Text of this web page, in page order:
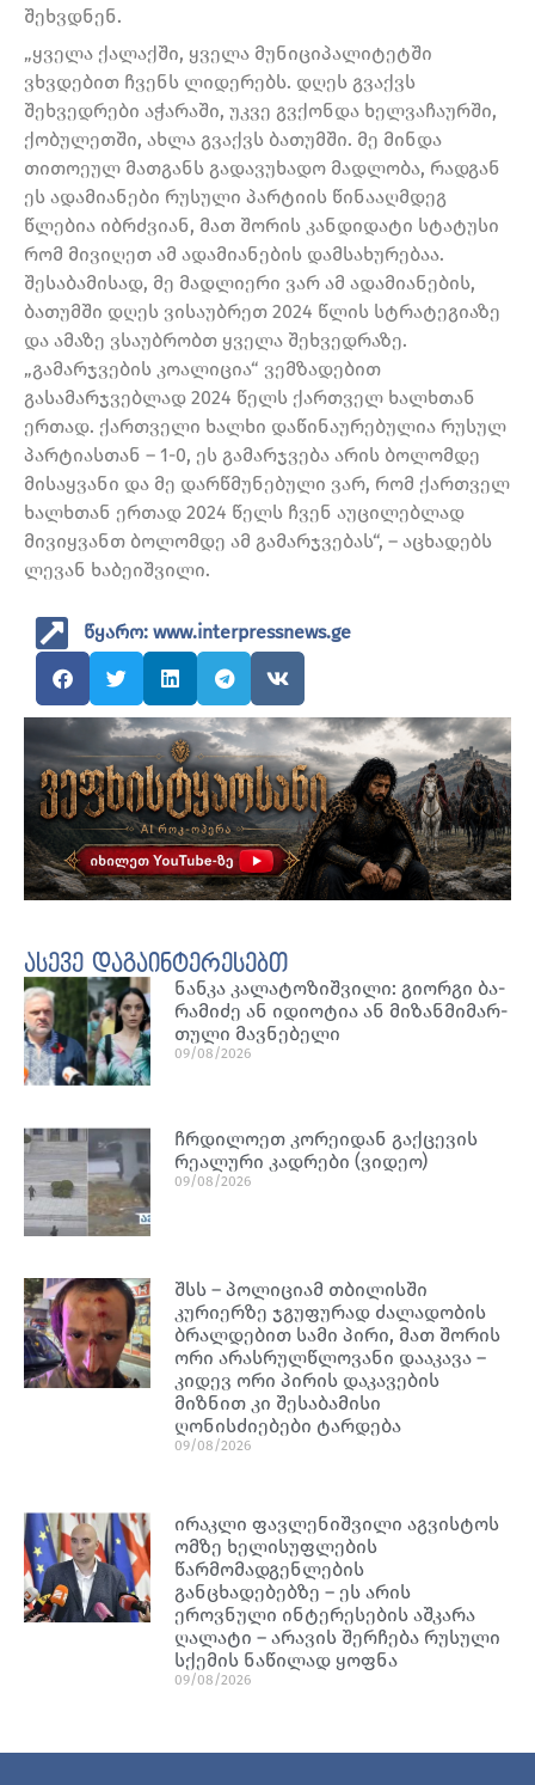
შეხვდნენ.
„ყველა ქალაქში, ყველა მუნიციპალიტეტში
ვხვდებით ჩვენს ლიდერებს. დღეს გვაქვს
შეხვედრები აჭარაში, უკვე გვქონდა ხელვაჩაურში,
ქობულეთში, ახლა გვაქვს ბათუმში. მე მინდა
თითოეულ მათგანს გადავუხადო მადლობა, რადგან
ეს ადამიანები რუსული პარტიის წინააღმდეგ
წლებია იბრძვიან, მათ შორის კანდიდატი სტატუსი
რომ მივიღეთ ამ ადამიანების დამსახურებაა.
შესაბამისად, მე მადლიერი ვარ ამ ადამიანების,
ბათუმში დღეს ვისაუბრეთ 2024 წლის სტრატეგიაზე
და ამაზე ვსაუბრობთ ყველა შეხვედრაზე.
„გამარჯვების კოალიცია“ ვემზადებით
გასამარჯვებლად 2024 წელს ქართველ ხალხთან
ერთად. ქართველი ხალხი დაწინაურებულია რუსულ
პარტიასთან – 1-0, ეს გამარჯვება არის ბოლომდე
მისაყვანი და მე დარწმუნებული ვარ, რომ ქართველ
ხალხთან ერთად 2024 წელს ჩვენ აუცილებლად
მივიყვანთ ბოლომდე ამ გამარჯვებას“, – აცხადებს
ლევან ხაბეიშვილი.
წყარო: www.interpressnews.ge
ასევე დაგაინტერესებთ
ნან­კა კა­ლა­ტო­ზიშ­ვი­ლი: გი­ორ­გი ბა­
რა­მი­ძე ან იდი­ო­ტია ან მი­ზან­მი­მარ­
თუ­ლი მავ­ნე­ბე­ლი
09/08/2026
ჩრდილოეთ კორეიდან გაქცევის
რეალური კადრები (ვიდეო)
09/08/2026
შსს – პოლიციამ თბილისში
კურიერზე ჯგუფურად ძალადობის
ბრალდებით სამი პირი, მათ შორის
ორი არასრულწლოვანი დააკავა –
კიდევ ორი პირის დაკავების
მიზნით კი შესაბამისი
ღონისძიებები ტარდება
09/08/2026
ირაკლი ფავლენიშვილი აგვისტოს
ომზე ხელისუფლების
წარმომადგენლების
განცხადებებზე – ეს არის
ეროვნული ინტერესების აშკარა
ღალატი – არავის შერჩება რუსული
სქემის ნაწილად ყოფნა
09/08/2026